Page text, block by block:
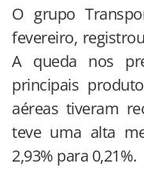
O grupo
fevereiro,
A queda nos
principais
aéreas tiveram
teve uma alta
2,93% para 0,21%.